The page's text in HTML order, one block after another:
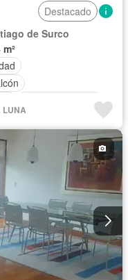
Destacado
de Surco
Cocina equipada
panorámica
LUNA